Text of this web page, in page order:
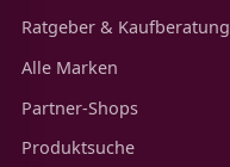
Ratgeber & Kaufberatung
Alle Marken
Partner-Shops
Produktsuche